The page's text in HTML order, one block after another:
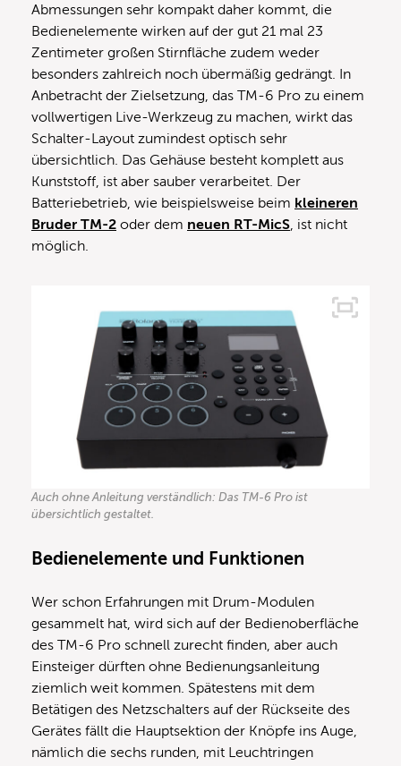
Abmessungen sehr kompakt daher kommt, die
Bedienelemente wirken auf der gut 21 mal 23
Zentimeter großen Stirnfläche zudem weder
besonders zahlreich noch übermäßig gedrängt. In
Anbetracht der Zielsetzung, das TM-6 Pro zu einem
vollwertigen Live-Werkzeug zu machen, wirkt das
Schalter-Layout zumindest optisch sehr
übersichtlich. Das Gehäuse besteht komplett aus
Kunststoff, ist aber sauber verarbeitet. Der
Batteriebetrieb, wie beispielsweise beim kleineren
Bruder TM-2 oder dem neuen RT-MicS, ist nicht
möglich.
Auch ohne Anleitung verständlich: Das TM-6 Pro ist
übersichtlich gestaltet.
Bedienelemente und Funktionen
Wer schon Erfahrungen mit Drum-Modulen
gesammelt hat, wird sich auf der Bedienoberfläche
des TM-6 Pro schnell zurecht finden, aber auch
Einsteiger dürften ohne Bedienungsanleitung
ziemlich weit kommen. Spätestens mit dem
Betätigen des Netzschalters auf der Rückseite des
Gerätes fällt die Hauptsektion der Knöpfe ins Auge,
nämlich die sechs runden, mit Leuchtringen